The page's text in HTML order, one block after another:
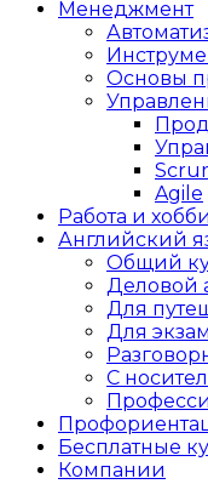
Менеджмент
Основы
Agile
Работа и хобби
Английский
Общий
Деловой
Для
Для
С
Бесплатные
Компании